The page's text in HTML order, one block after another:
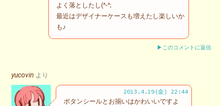
よく落としたし(^-^;
最近はデザイナーケースも増えたし楽しいか
も♪
▶このコメントに返信
yucovin より
2013.4.19(金) 22:44
ボタンシールとお揃いはかわいいですよ